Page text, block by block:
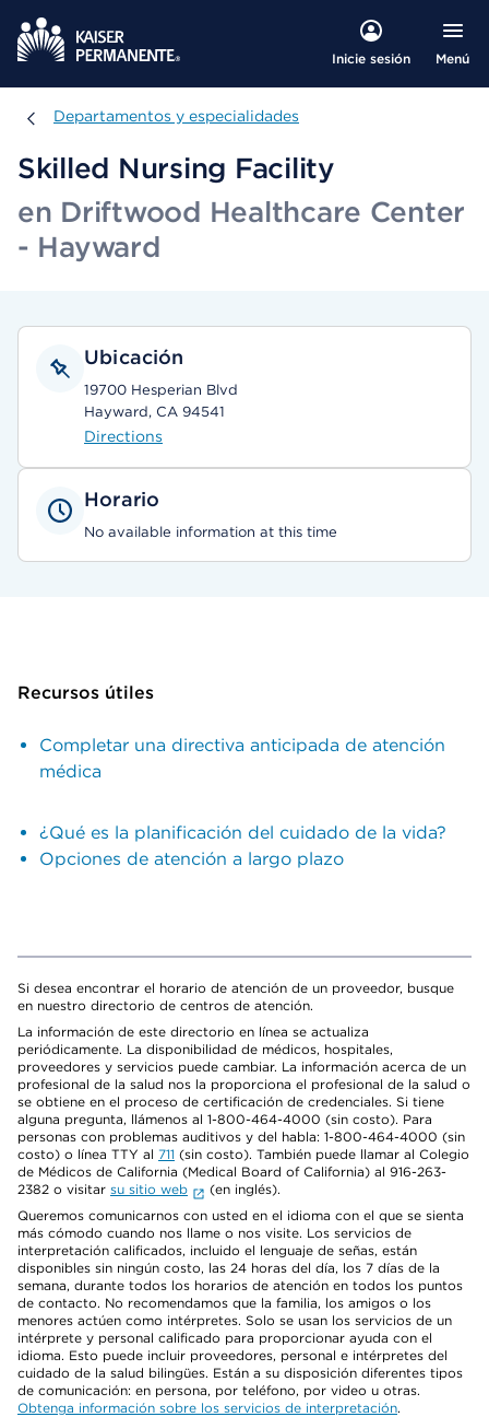
Inicie sesión Menú
Departamentos y especialidades
Departamentos y especialidades
Skilled Nursing Facility
en Driftwood Healthcare Center
- Hayward
Ubicación
19700 Hesperian Blvd
Hayward, CA 94541
Directions
Horario
No available information at this time
Recursos útiles
Completar una directiva anticipada de atención
médica
¿Qué es la planificación del cuidado de la vida?
Opciones de atención a largo plazo
Si desea encontrar el horario de atención de un proveedor, busque
en nuestro directorio de centros de atención.
La información de este directorio en línea se actualiza
periódicamente. La disponibilidad de médicos, hospitales,
proveedores y servicios puede cambiar. La información acerca de un
profesional de la salud nos la proporciona el profesional de la salud o
se obtiene en el proceso de certificación de credenciales. Si tiene
alguna pregunta, llámenos al 1-800-464-4000 (sin costo). Para
personas con problemas auditivos y del habla: 1-800-464-4000 (sin
costo) o línea TTY al 711 (sin costo). También puede llamar al Colegio
de Médicos de California (Medical Board of California) al 916-263-
2382 o visitar su sitio web
(en inglés).
Queremos comunicarnos con usted en el idioma con el que se sienta
más cómodo cuando nos llame o nos visite. Los servicios de
interpretación calificados, incluido el lenguaje de señas, están
disponibles sin ningún costo, las 24 horas del día, los 7 días de la
semana, durante todos los horarios de atención en todos los puntos
de contacto. No recomendamos que la familia, los amigos o los
menores actúen como intérpretes. Solo se usan los servicios de un
intérprete y personal calificado para proporcionar ayuda con el
idioma. Esto puede incluir proveedores, personal e intérpretes del
cuidado de la salud bilingües. Están a su disposición diferentes tipos
de comunicación: en persona, por teléfono, por video u otras.
Obtenga información sobre los servicios de interpretación.